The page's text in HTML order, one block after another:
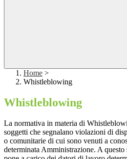
Home >
Whistleblowing
Whistleblowing
La normativa in materia di
soggetti che segnalano violazioni di
o comunitarie di cui sono venuti a
determinata Amministrazione. A